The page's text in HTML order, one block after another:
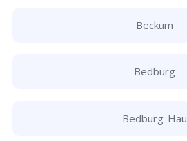
Beckum
Bedburg
Bedburg-Hau